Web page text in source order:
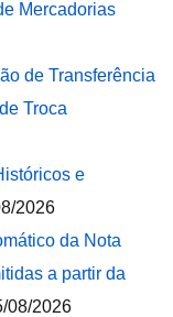
Mercadorias
de Transferência
Troca
e
2026
da Nota
a partir da
08/2026